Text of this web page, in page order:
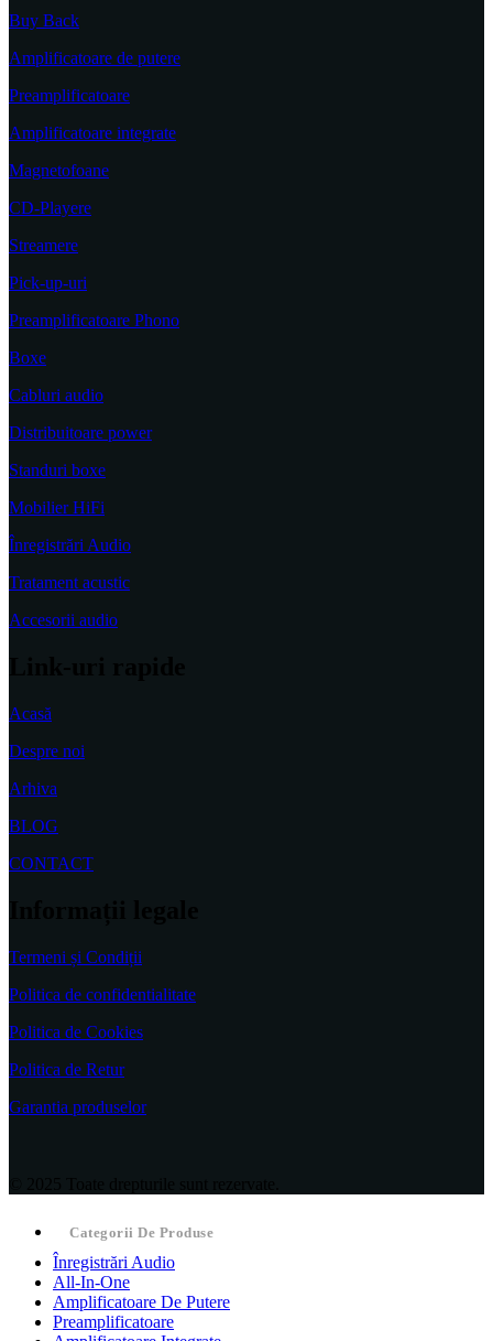
Buy Back
Amplificatoare de putere
Preamplificatoare
Amplificatoare integrate
Magnetofoane
CD-Playere
Streamere
Pick-up-uri
Preamplificatoare Phono
Boxe
Cabluri audio
Distribuitoare power
Standuri boxe
Mobilier HiFi
Înregistrări Audio
Tratament acustic
Accesorii audio
Acasă
Despre noi
Arhiva
BLOG
CONTACT
Termeni și Condiții
Politica de confidentialitate
Politica de Cookies
Politica de Retur
Garantia produselor
Categorii De Produse
Înregistrări Audio
All-In-One
Amplificatoare De Putere
Preamplificatoare